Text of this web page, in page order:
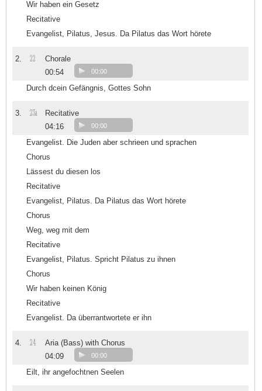
Wir haben ein Gesetz
Recitative
Evangelist, Pilatus, Jesus. Da Pilatus das Wort hörete
2. 22
Chorale
00:54
00:00
Durch dcein Gefängnis, Gottes Sohn
3. 23a
Recitative
04:16
00:00
Evangelist. Die Juden aber schrieen und sprachen
Chorus
Lässest du diesen los
Recitative
Evangelist, Pilatus. Da Pilatus das Wort hörete
Chorus
Weg, weg mit dem
Recitative
Evangelist, Pilatus. Spricht Pilatus zu ihnen
Chorus
Wir haben keinen König
Recitative
Evangelist. Da überrantwortete er ihn
4. 24
Aria (Bass) with Chorus
04:09
00:00
Eilt, ihr angefochtnen Seelen